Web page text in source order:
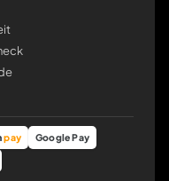
pay
Google Pay